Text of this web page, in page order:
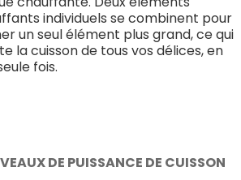
individuels se combinent pour
un seul élément plus grand, ce qui
la cuisson de tous vos délices, en
fois.
DE PUISSANCE DE CUISSON